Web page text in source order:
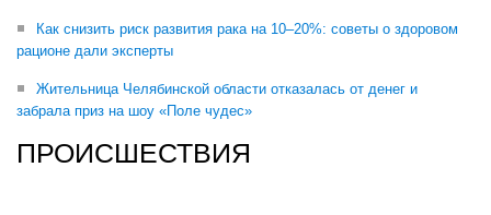
Как снизить риск развития рака на 10–20%: советы о здоровом
рационе дали эксперты
Жительница Челябинской области отказалась от денег и
забрала приз на шоу «Поле чудес»
ПРОИСШЕСТВИЯ